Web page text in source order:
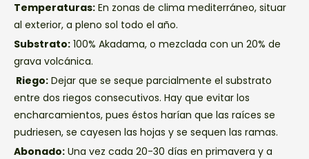
Temperaturas: En zonas de clima mediterráneo, situar
al exterior, a pleno sol todo el año.
Substrato: 100% Akadama, o mezclada con un 20% de
grava volcánica.
Riego: Dejar que se seque parcialmente el substrato
entre dos riegos consecutivos. Hay que evitar los
encharcamientos, pues éstos harían que las raíces se
pudriesen, se cayesen las hojas y se sequen las ramas.
Abonado: Una vez cada 20-30 días en primavera y a